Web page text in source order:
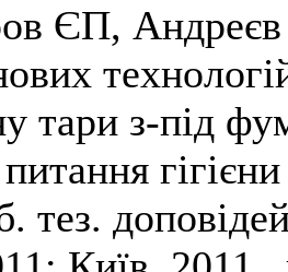
ЄП, Андреєв
тари з-під
тез.